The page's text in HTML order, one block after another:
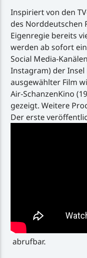
Inspiriert von den
des Norddeutschen
Eigenregie bereits
werden ab sofort
Social Media-
Instagram) der
ausgewählter Film
Air-SchanzenKino
gezeigt. Weitere
Der erste
abrufbar.